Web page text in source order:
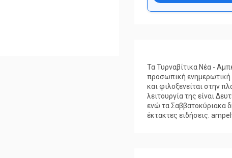
Τα Τυρναβίτικα Νέα -
προσωπική ενημερωτική
και φιλοξενείται στην
λειτουργία της είναι
ενώ τα Σαββατοκύριακα
έκτακτες ειδήσεις.